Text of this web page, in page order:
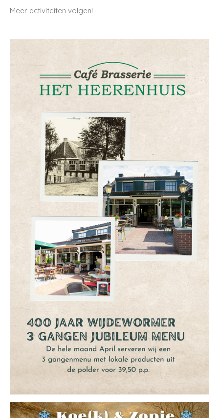
Meer activiteiten volgen!